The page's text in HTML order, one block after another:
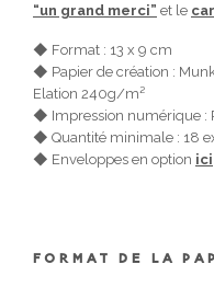
“un grand merci” et le
◆ Format : 13 x 9 cm
◆ Papier de création :
Elation 240g/m²
◆ Impression numérique :
◆ Quantité minimale : 18
◆ Enveloppes en option ici
FORMAT DE LA